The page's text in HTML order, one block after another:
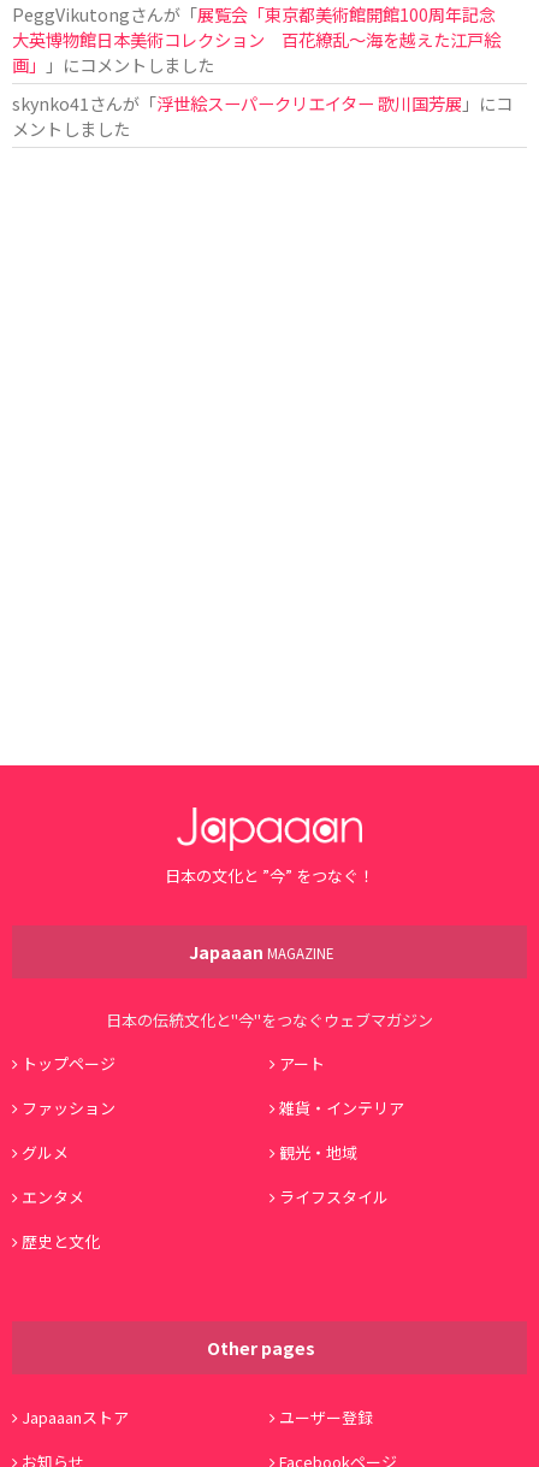
PeggVikutongさんが「展覧会「東京都美術館開館100周年記念
大英博物館日本美術コレクション 百花繚乱〜海を越えた江戸絵
画」
」にコメントしました
skynko41 さんが「浮世絵スーパークリエイター 歌川国芳展 」にコ
メントしました
日本の文化と ”今” をつなぐ！
Japaaan MAGAZINE
日本の伝統文化と"今"をつなぐウェブマガジン
トップページ
アート
ファッション
雑貨・インテリア
グルメ
観光・地域
エンタメ
ライフスタイル
歴史と文化
Other pages
Japaaanストア
ユーザー登録
お知らせ
Facebookページ